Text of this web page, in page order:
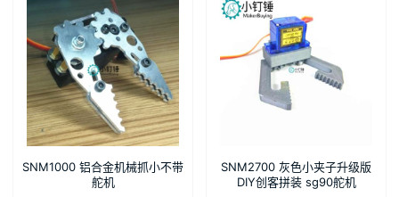
SNM1000 铝合金机械抓小不带
舵机
SNM2700 灰色小夹子升级版
DIY创客拼装 sg90舵机